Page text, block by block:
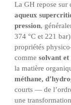
La GH repose sur
aqueux
pression,
374 °C et 221
propriétés
comme solvant
la matière
méthane,
courts — de
une